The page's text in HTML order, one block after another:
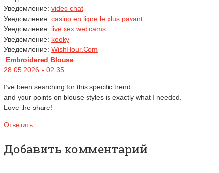
Уведомление: video chat
Уведомление: casino en ligne le plus payant
Уведомление: live sex webcams
Уведомление: kooky
Уведомление: WishHour.Com
Embroidered Blouse:
28.05.2026 в 02:35
I’ve been searching for this specific trend
and your points on blouse styles is exactly what I needed.
Love the share!
Ответить
Добавить комментарий